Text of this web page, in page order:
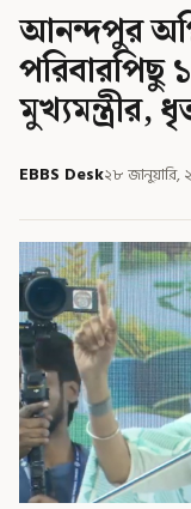
আনন্দপুর
পরিবারপিছু
মুখ্যমন্ত্রীর,
EBBS Desk২৮ জানুয়ারি,